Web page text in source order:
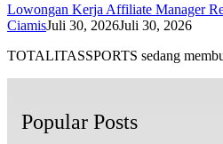
Lowongan Kerja Affiliate Manager
CiamisJuli 30, 2026Juli 30, 2026
TOTALITASSPORTS sedang
Popular Posts